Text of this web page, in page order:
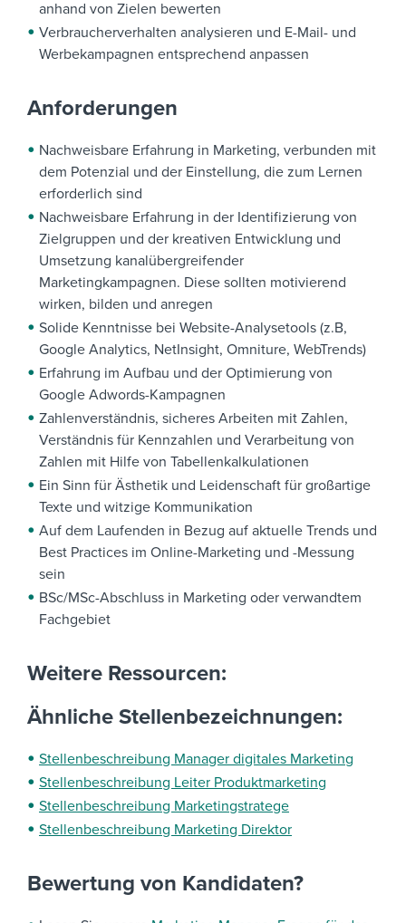
anhand von Zielen bewerten
Verbraucherverhalten analysieren und E-Mail- und
Werbekampagnen entsprechend anpassen
Anforderungen
Nachweisbare Erfahrung in Marketing, verbunden mit
dem Potenzial und der Einstellung, die zum Lernen
erforderlich sind
Nachweisbare Erfahrung in der Identifizierung von
Zielgruppen und der kreativen Entwicklung und
Umsetzung kanalübergreifender
Marketingkampagnen. Diese sollten motivierend
wirken, bilden und anregen
Solide Kenntnisse bei Website-Analysetools (z.B,
Google Analytics, NetInsight, Omniture, WebTrends)
Erfahrung im Aufbau und der Optimierung von
Google Adwords-Kampagnen
Zahlenverständnis, sicheres Arbeiten mit Zahlen,
Verständnis für Kennzahlen und Verarbeitung von
Zahlen mit Hilfe von Tabellenkalkulationen
Ein Sinn für Ästhetik und Leidenschaft für großartige
Texte und witzige Kommunikation
Auf dem Laufenden in Bezug auf aktuelle Trends und
Best Practices im Online-Marketing und -Messung
sein
BSc/MSc-Abschluss in Marketing oder verwandtem
Fachgebiet
Weitere Ressourcen:
Ähnliche Stellenbezeichnungen:
Stellenbeschreibung Manager digitales Marketing
Stellenbeschreibung Leiter Produktmarketing
Stellenbeschreibung Marketingstratege
Stellenbeschreibung Marketing Direktor
Bewertung von Kandidaten?